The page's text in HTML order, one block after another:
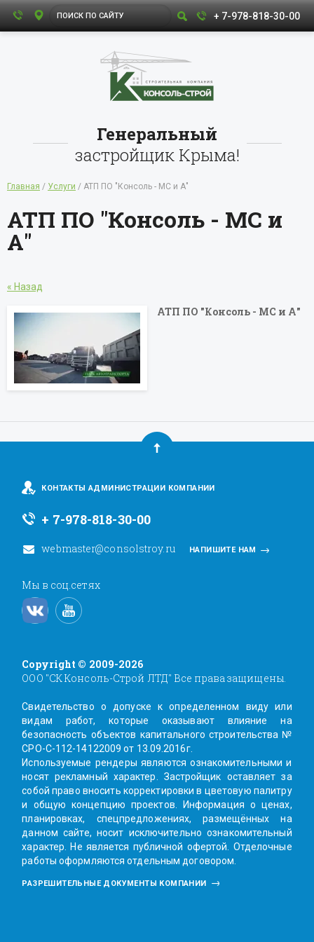
+ 7-978-818-30-00
Генеральный
застройщик Крыма!
Главная / Услуги / АТП ПО "Консоль - МС и А"
АТП ПО "Консоль - МС и
А"
« Назад
АТП ПО "Консоль - МС и А"
КОНТАКТЫ АДМИНИСТРАЦИИ КОМПАНИИ
+ 7-978-818-30-00
webmaster@consolstroy.ru НАПИШИТЕ НАМ
Мы в соц.сетях
Copyright © 2009-2026
ООО "СК Консоль-Строй ЛТД" Все права защищены.
Свидетельство о допуске к определенном виду или
видам работ, которые оказывают влияние на
безопасность объектов капитального строительства №
СРО-С-112-14122009 от 13.09.2016г.
Используемые рендеры являются ознакомительными и
носят рекламный характер. Заcтройщик оставляет за
собой право вносить корректировки в цветовую палитру
и общую концепцию проектов. Информация о ценах,
планировках, спецпредложениях, размещённых на
данном сайте, носит исключительно ознакомительный
характер. Не является публичной офертой. Отделочные
работы оформляются отдельным договором.
РАЗРЕШИТЕЛЬНЫЕ ДОКУМЕНТЫ КОМПАНИИ